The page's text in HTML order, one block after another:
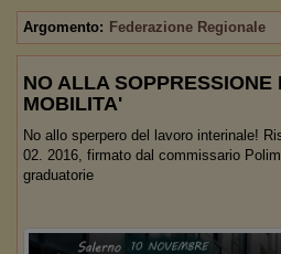
Argomento: Federazione Regionale
NO ALLA
MOBILITA'
No allo sperpero del lavoro interinale!
02. 2016, firmato dal commissario
graduatorie